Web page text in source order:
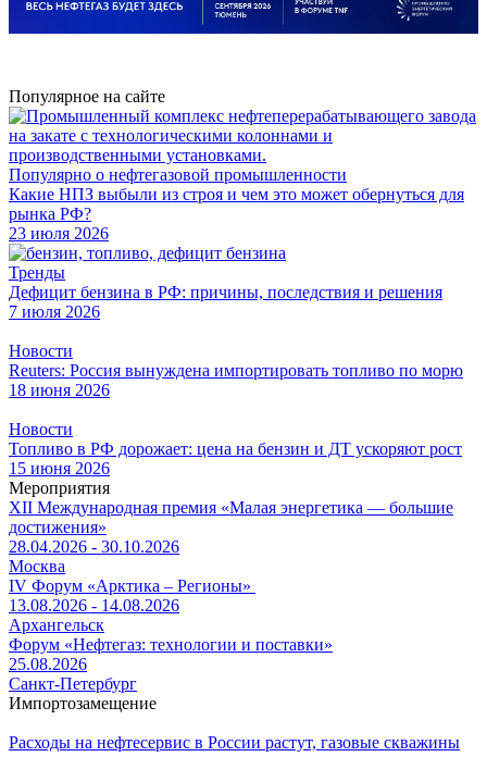
Популярное на сайте
Популярно о нефтегазовой промышленности
Какие НПЗ выбыли из строя и чем это может обернуться для
рынка РФ?
23 июля 2026
Тренды
Дефицит бензина в РФ: причины, последствия и решения
7 июля 2026
Новости
Reuters: Россия вынуждена импортировать топливо по морю
18 июня 2026
Новости
Топливо в РФ дорожает: цена на бензин и ДТ ускоряют рост
15 июня 2026
Мероприятия
XII Международная премия «Малая энергетика — большие
достижения»
28.04.2026 - 30.10.2026
Москва
IV Форум «Арктика – Регионы»
13.08.2026 - 14.08.2026
Архангельск
Форум «Нефтегаз: технологии и поставки»
25.08.2026
Санкт-Петербург
Импортозамещение
Расходы на нефтесервис в России растут, газовые скважины